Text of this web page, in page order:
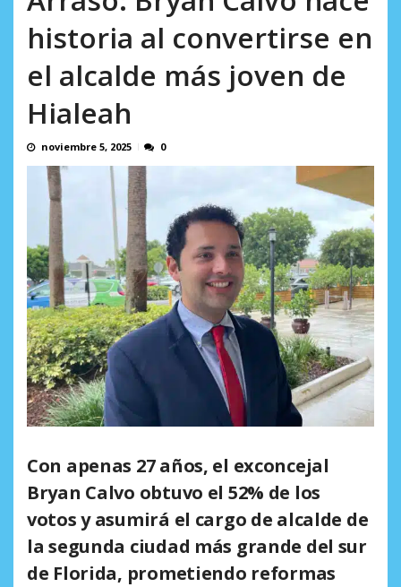
historia al convertirse en
el alcalde más joven de
Hialeah
noviembre 5, 2025 0
Con apenas 27 años, el exconcejal
Bryan Calvo obtuvo el 52% de los
votos y asumirá el cargo de alcalde de
la segunda ciudad más grande del sur
de Florida, prometiendo reformas